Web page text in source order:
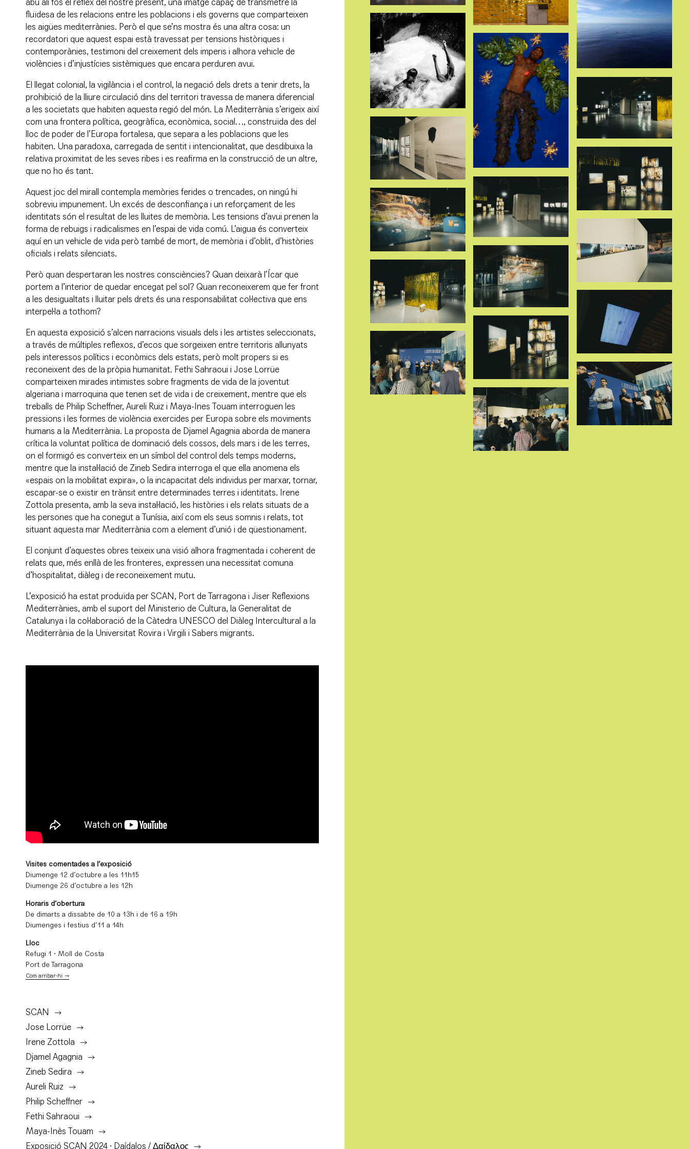
abu ali fos el reflex del nostre present, una imatge capaç de transmetre la
fluïdesa de les relacions entre les poblacions i els governs que comparteixen
les aigües mediterrànies. Però el que se’ns mostra és una altra cosa: un
recordatori que aquest espai està travessat per tensions històriques i
contemporànies, testimoni del creixement dels imperis i alhora vehicle de
violències i d’injustícies sistèmiques que encara perduren avui.
El llegat colonial, la vigilància i el control, la negació dels drets a tenir drets, la
prohibició de la lliure circulació dins del territori travessa de manera diferencial
a les societats que habiten aquesta regió del món. La Mediterrània s’erigeix així
com una frontera política, geogràfica, econòmica, social…, construïda des del
lloc de poder de l’Europa fortalesa, que separa a les poblacions que les
habiten. Una paradoxa, carregada de sentit i intencionalitat, que desdibuixa la
relativa proximitat de les seves ribes i es reafirma en la construcció de un altre,
que no ho és tant.
Aquest joc del mirall contempla memòries ferides o trencades, on ningú hi
sobreviu impunement. Un excés de desconfiança i un reforçament de les
identitats són el resultat de les lluites de memòria. Les tensions d’avui prenen la
forma de rebuigs i radicalismes en l’espai de vida comú. L’aigua és converteix
aquí en un vehicle de vida però també de mort, de memòria i d’oblit, d’històries
oficials i relats silenciats.
Però quan despertaran les nostres consciències? Quan deixarà l’Ícar que
portem a l’interior de quedar encegat pel sol? Quan reconeixerem que fer front
a les desigualtats i lluitar pels drets és una responsabilitat col·lectiva que ens
interpel·la a tothom?
En aquesta exposició s’alcen narracions visuals dels i les artistes seleccionats,
a través de múltiples reflexos, d’ecos que sorgeixen entre territoris allunyats
pels interessos polítics i econòmics dels estats, però molt propers si es
reconeixent des de la pròpia humanitat. Fethi Sahraoui i Jose Lorrüe
comparteixen mirades intimistes sobre fragments de vida de la joventut
algeriana i marroquina que tenen set de vida i de creixement, mentre que els
treballs de Philip Scheffner, Aureli Ruiz i Maya-Ines Touam interroguen les
pressions i les formes de violència exercides per Europa sobre els moviments
humans a la Mediterrània. La proposta de Djamel Agagnia aborda de manera
crítica la voluntat política de dominació dels cossos, dels mars i de les terres,
on el formigó es converteix en un símbol del control dels temps moderns,
mentre que la instal·lació de Zineb Sedira interroga el que ella anomena els
«espais on la mobilitat expira», o la incapacitat dels individus per marxar, tornar,
escapar-se o existir en trànsit entre determinades terres i identitats. Irene
Zottola presenta, amb la seva instal·lació, les històries i els relats situats de a
les persones que ha conegut a Tunísia, així com els seus somnis i relats, tot
situant aquesta mar Mediterrània com a element d’unió i de qüestionament.
El conjunt d’aquestes obres teixeix una visió alhora fragmentada i coherent de
relats que, més enllà de les fronteres, expressen una necessitat comuna
d’hospitalitat, diàleg i de reconeixement mutu.
L’exposició ha estat produïda per SCAN, Port de Tarragona i Jiser Reflexions
Mediterrànies, amb el suport del Ministerio de Cultura, la Generalitat de
Catalunya i la col·laboració de la Càtedra UNESCO del Diàleg Intercultural a la
Mediterrània de la Universitat Rovira i Virgili i Sabers migrants.
Visites comentades a l’exposició
Diumenge 12 d’octubre a les 11h15
Diumenge 26 d’octubre a les 12h
Horaris d’obertura
De dimarts a dissabte de 10 a 13h i de 16 a 19h
Diumenges i festius d’11 a 14h
Lloc
Refugi 1 · Moll de Costa
Port de Tarragona
Com arribar-hi
SCAN
Jose Lorrüe
Irene Zottola
Djamel Agagnia
Zineb Sedira
Aureli Ruiz
Philip Scheffner
Fethi Sahraoui
Maya-Inès Touam
Exposició SCAN 2024 · Daídalos / Δαίδαλος